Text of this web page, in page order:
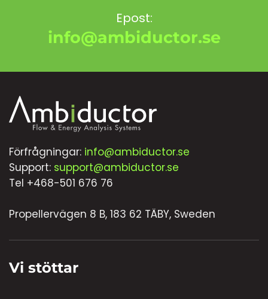
Epost:
info@ambiductor.se
Förfrågningar: info@ambiductor.se
Support: support@ambiductor.se
Tel +468-501 676 76
Propellervägen 8 B, 183 62 TÄBY, Sweden
Vi stöttar